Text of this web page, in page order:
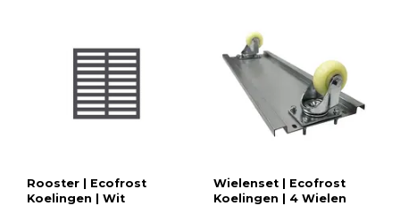
Rooster | Ecofrost
Koelingen | Wit
Wielenset | Ecofrost
Koelingen | 4 Wielen